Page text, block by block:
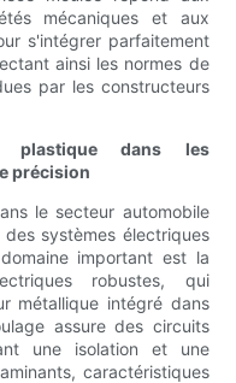
mécaniques et aux
s'intégrer parfaitement
ainsi les normes de
par les constructeurs
plastique dans les
précision
le secteur automobile
systèmes électriques
important est la
robustes, qui
métallique intégré dans
assure des circuits
une isolation et une
caractéristiques